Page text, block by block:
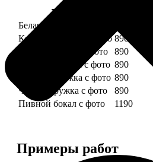
Услуга
Белая кружка с фото
Красная кружка с фото 890
Желтая кружка с фото
890
Зеленая кружка с фото 890
Голубая кружка с фото 890
Черная кружка с фото
890
Пивной бокал с фото
1190
Примеры работ